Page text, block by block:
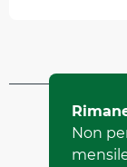
da Office
Non